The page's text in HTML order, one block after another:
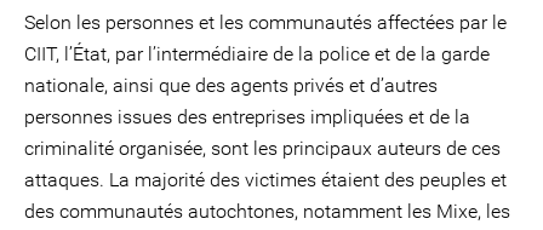
Selon les personnes et les communautés affectées par le
CIIT, l’État, par l’intermédiaire de la police et de la garde
nationale, ainsi que des agents privés et d’autres
personnes issues des entreprises impliquées et de la
criminalité organisée, sont les principaux auteurs de ces
attaques. La majorité des victimes étaient des peuples et
des communautés autochtones, notamment les Mixe, les